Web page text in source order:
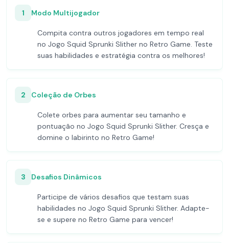
1 Modo Multijogador
Compita contra outros jogadores em tempo real
no Jogo Squid Sprunki Slither no Retro Game. Teste
suas habilidades e estratégia contra os melhores!
2 Coleção de Orbes
Colete orbes para aumentar seu tamanho e
pontuação no Jogo Squid Sprunki Slither. Cresça e
domine o labirinto no Retro Game!
3 Desafios Dinâmicos
Participe de vários desafios que testam suas
habilidades no Jogo Squid Sprunki Slither. Adapte-
se e supere no Retro Game para vencer!